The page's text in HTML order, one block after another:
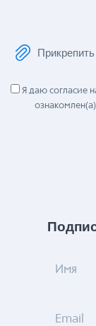
Я даю согласие
Имя
Email